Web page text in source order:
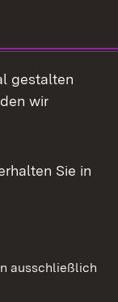
gestalten
wir
Sie in
ausschließlich